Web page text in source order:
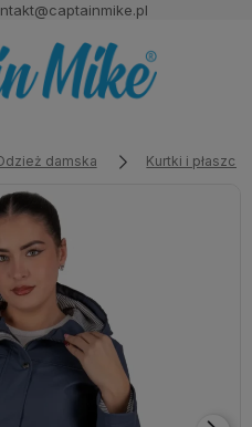
damska Kurtki i płaszcze